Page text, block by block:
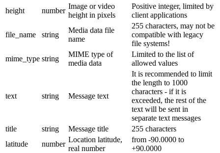
height
number
Image or video
height in pixels
Positive integer, limited by
client applications
file_name string
Media data file
name
255 characters, may not be
compatible with legacy
file systems!
mime_type string
MIME type of
media data
Limited to the list of
allowed values
text string Message text
It is recommended to limit
the length to 1000
characters - if it is
exceeded, the rest of the
text will be sent in
separate text messages
title
string Message title
255 characters
latitude
number
Location latitude,
real number
from -90.0000 to
+90.0000